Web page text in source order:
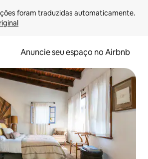
Anuncie seu espaço no Airbnb